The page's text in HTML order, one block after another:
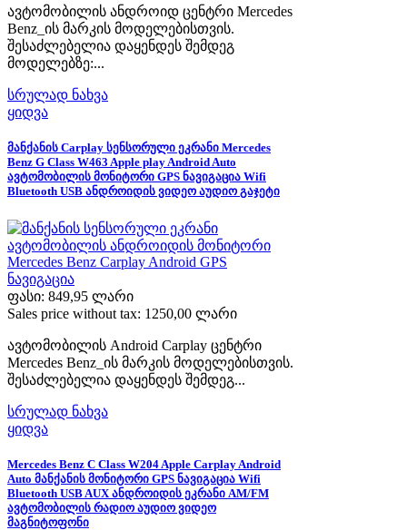
ავტომობილის ანდროიდ ცენტრი Mercedes
Benz_ის მარკის მოდელებისთვის.
შესაძლებელია დაყენდეს შემდეგ
მოდელებზე:...
სრულად ნახვა
ყიდვა
მანქანის Carplay სენსორული ეკრანი Mercedes
Benz G Class W463 Apple play Android Auto
ავტომობილის მონიტორი GPS ნავიგაცია Wifi
Bluetooth USB ანდროიდის ვიდეო აუდიო გაჯეტი
ფასი: 849,95 ლარი
Sales price without tax: 1250,00 ლარი
ავტომობილის Android Carplay ცენტრი
Mercedes Benz_ის მარკის მოდელებისთვის.
შესაძლებელია დაყენდეს შემდეგ...
სრულად ნახვა
ყიდვა
Mercedes Benz C Class W204 Apple Carplay Android
Auto მანქანის მონიტორი GPS ნავიგაცია Wifi
Bluetooth USB AUX ანდროიდის ეკრანი AM/FM
ავტომობილის რადიო აუდიო ვიდეო
მაგნიტოფონი